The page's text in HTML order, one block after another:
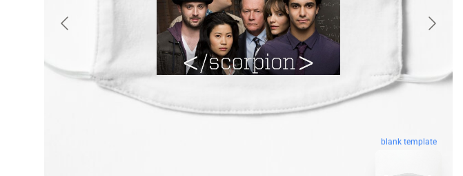
blank template